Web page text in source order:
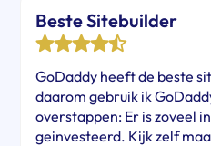
Beste Sitebuilder
GoDaddy heeft de beste
daarom gebruik ik
overstappen: Er is zoveel
geinvesteerd. Kijk zelf